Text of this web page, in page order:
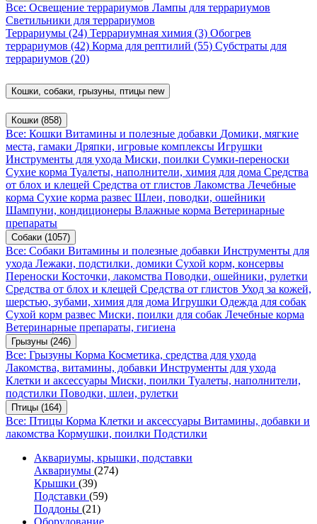
Все: Освещение террариумов Лампы для террариумов
Светильники для террариумов
Террариумы (24) Террариумная химия (3) Обогрев
террариумов (42) Корма для рептилий (55) Субстраты для
террариумов (20)
Кошки, собаки, грызуны, птицы new
Кошки (858)
Все: Кошки Витамины и полезные добавки Домики, мягкие
места, гамаки Дряпки, игровые комплексы Игрушки
Инструменты для ухода Миски, поилки Сумки-переноски
Сухие корма Туалеты, наполнители, химия для дома Средства
от блох и клещей Средства от глистов Лакомства Лечебные
корма Сухие корма развес Шлеи, поводки, ошейники
Шампуни, кондиционеры Влажные корма Ветеринарные
препараты
Собаки (1057)
Все: Собаки Витамины и полезные добавки Инструменты для
ухода Лежаки, подстилки, домики Сухой корм, консервы
Переноски Косточки, лакомства Поводки, ошейники, рулетки
Средства от блох и клещей Средства от глистов Уход за кожей,
шерстью, зубами, химия для дома Игрушки Одежда для собак
Сухой корм развес Миски, поилки для собак Лечебные корма
Ветеринарные препараты, гигиена
Грызуны (246)
Все: Грызуны Корма Косметика, средства для ухода
Лакомства, витамины, добавки Инструменты для ухода
Клетки и аксессуары Миски, поилки Туалеты, наполнители,
подстилки Поводки, шлеи, рулетки
Птицы (164)
Все: Птицы Корма Клетки и аксессуары Витамины, добавки и
лакомства Кормушки, поилки Подстилки
Аквариумы, крышки, подставки
Аквариумы (274)
Крышки (39)
Подставки (59)
Поддоны (21)
Оборудование